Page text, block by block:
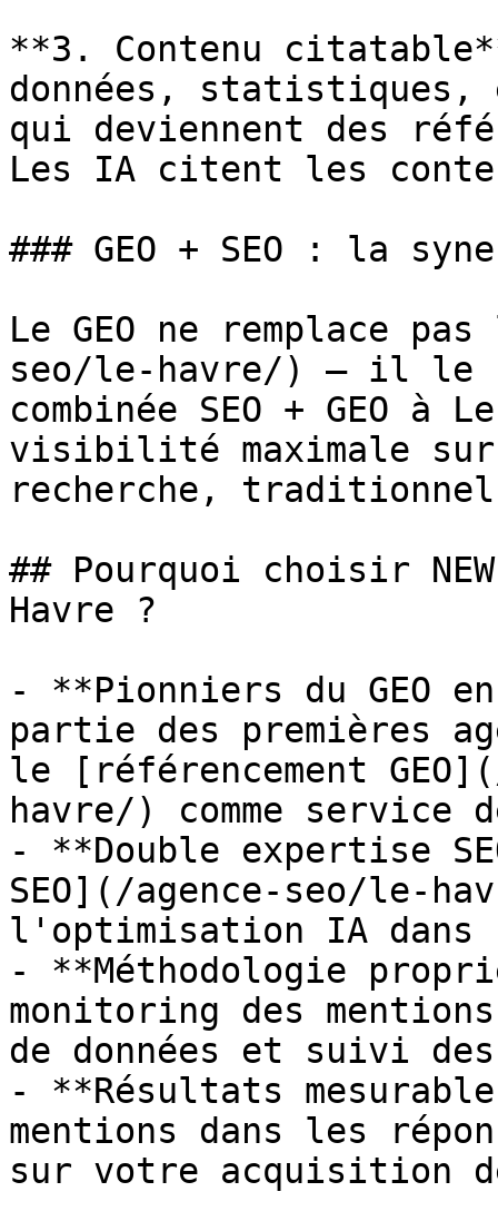
**3. Contenu
données, statistiques,
qui deviennent des
Les IA citent les
### GEO + SEO : la
Le GEO ne remplace
seo/le-havre/) — il le
combinée SEO + GEO à
visibilité maximale sur
recherche,
## Pourquoi choisir
Havre ?
- **Pionniers du GEO
partie des premières
le [référencement
havre/) comme service
- **Double expertise
SEO](/agence-seo/le-
l'optimisation IA dans
- **Méthodologie
monitoring des
de données et suivi
- **Résultats
mentions dans les
sur votre acquisition